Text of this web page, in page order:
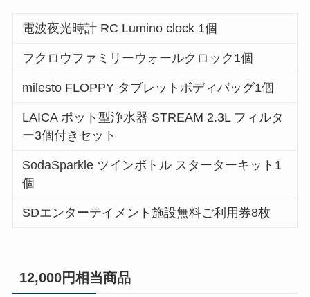
電波夜光時計 RC Lumino clock 1個
フクロウファミリーウォールクロック1個
milesto FLOPPY タブレットボディバッグ1個
LAICA ポット型浄水器 STREAM 2.3L フィルタ
ー3個付きセット
SodaSparkle ツインボトル スターターキット1
個
SDエンターテイメント施設無料ご利用券8枚
12,000円相当商品